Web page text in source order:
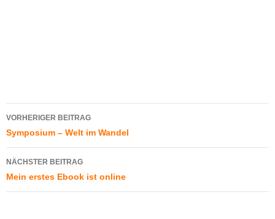
Beitragsnavigation
VORHERIGER BEITRAG
Symposium – Welt im Wandel
NÄCHSTER BEITRAG
Mein erstes Ebook ist online